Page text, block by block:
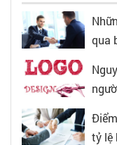
qua
tỷ lệ